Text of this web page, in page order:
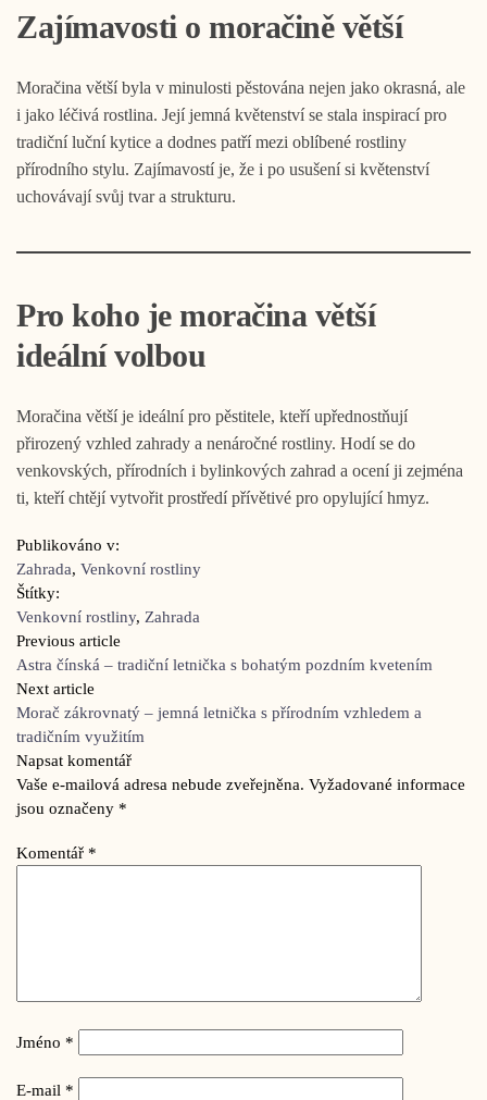
Zajímavosti o moračině větší
Moračina větší byla v minulosti pěstována nejen jako okrasná, ale
i jako léčivá rostlina. Její jemná květenství se stala inspirací pro
tradiční luční kytice a dodnes patří mezi oblíbené rostliny
přírodního stylu. Zajímavostí je, že i po usušení si květenství
uchovávají svůj tvar a strukturu.
Pro koho je moračina větší
ideální volbou
Moračina větší je ideální pro pěstitele, kteří upřednostňují
přirozený vzhled zahrady a nenáročné rostliny. Hodí se do
venkovských, přírodních i bylinkových zahrad a ocení ji zejména
ti, kteří chtějí vytvořit prostředí přívětivé pro opylující hmyz.
Publikováno v:
Zahrada, Venkovní rostliny
Štítky:
Venkovní rostliny, Zahrada
Previous article
Astra čínská – tradiční letnička s bohatým pozdním kvetením
Next article
Morač zákrovnatý – jemná letnička s přírodním vzhledem a
tradičním využitím
Napsat komentář
Vaše e-mailová adresa nebude zveřejněna. Vyžadované informace
jsou označeny *
Komentář *
Jméno *
E-mail *